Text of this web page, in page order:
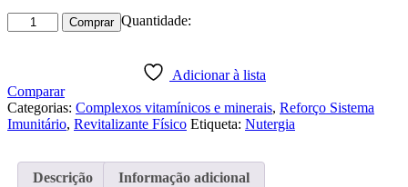
Quantidade:
Quantidade
de
Comprar
Adicionar à lista
Comparar
Categorias: Complexos vitamínicos e minerais, Reforço Sistema
Imunitário, Revitalizante Físico Etiqueta: Nutergia
Descrição Informação adicional